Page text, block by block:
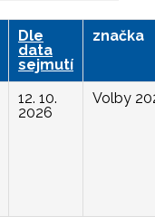
Dle
data
sejmutí
značka
12. 10.
2026
Volby